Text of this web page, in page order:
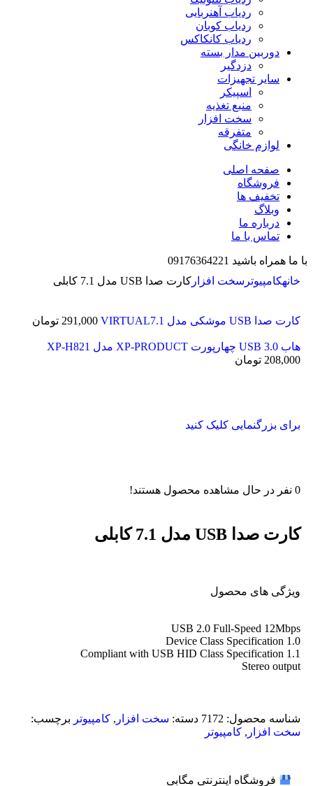
ردیاب آهنربایی
ردیاب کوبان
ردیاب کانکاکس
دوربین مدار بسته
دزدگیر
سایر تجهیزات
اسپیکر
منبع تغذیه
سخت افزار
متفرقه
لوازم خانگی
صفحه اصلی
فروشگاه
تخفیف ها
وبلاگ
درباره ما
تماس با ما
با ما همراه باشید 09176364221
خانهکامپیوتر سخت افزار کارت صدا USB مدل 7.1 کابلی
کارت صدا USB موشکی مدل VIRTUAL7.1 291,000 تومان
هاب USB 3.0 چهارپورت XP-PRODUCT مدل XP-H821
208,000 تومان
برای بزرگنمایی کلیک کنید
0 نفر در حال مشاهده محصول هستند!
کارت صدا USB مدل 7.1 کابلی
ویژگی های محصول
USB 2.0 Full-Speed 12Mbps
Device Class Specification 1.0
Compliant with USB HID Class Specification 1.1
Stereo output
شناسه محصول: 7172 دسته: سخت افزار , کامپیوتر برچسب:
سخت افزار , کامپیوتر
فروشگاه اینترنتی مگابی